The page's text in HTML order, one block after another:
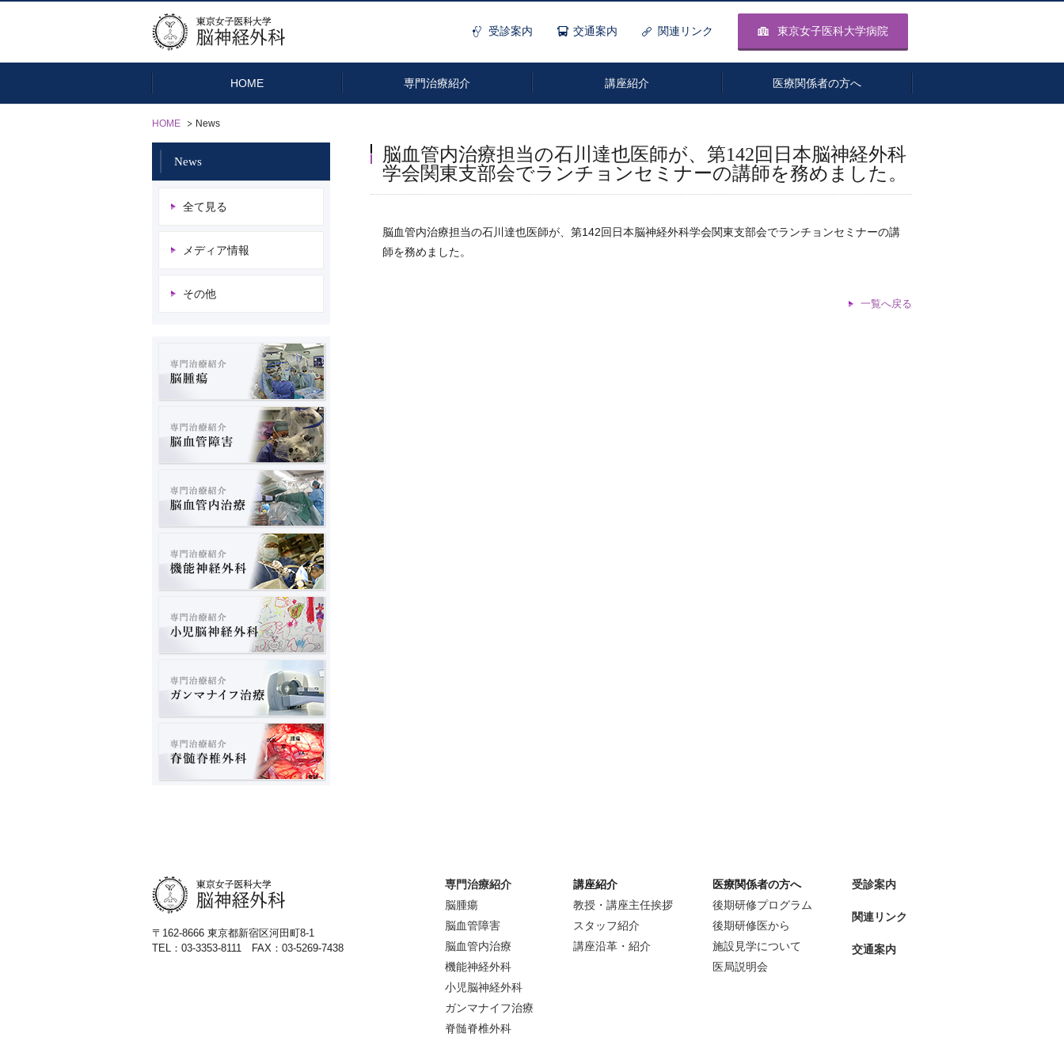
受診案内 交通案内 関連リンク 東京女子医科大学病院
HOME 専門治療紹介 講座紹介 医療関係者の方へ
脳腫瘍
HOME News
脳血管内治療担当の石川達也医師が、第142回日本脳神経外科
学会関東支部会でランチョンセミナーの講師を務めました。
脳血管内治療担当の石川達也医師が、第142回日本脳神経外科学会関東支部会でランチョンセミナーの講
師を務めました。
一覧へ戻る
News
全て見る
メディア情報
その他
〒162-8666 東京都新宿区河田町8-1
TEL：03-3353-8111 FAX：03-5269-7438
専門治療紹介
脳腫瘍
脳血管障害
脳血管内治療
機能神経外科
小児脳神経外科
ガンマナイフ治療
脊髄脊椎外科
講座紹介
教授・講座主任挨拶
スタッフ紹介
講座沿革・紹介
医療関係者の方へ
後期研修プログラム
後期研修医から
施設見学について
医局説明会
受診案内
関連リンク
交通案内